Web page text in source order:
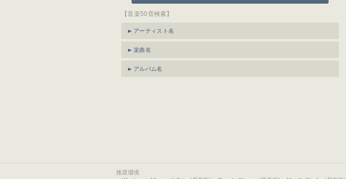
【音楽50音検索】
アーティスト名
楽曲名
アルバム名
推奨環境